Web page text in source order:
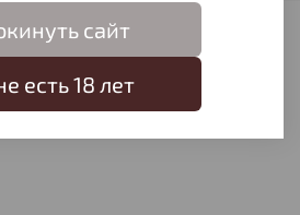
оставлял
сайт
есть 18 лет